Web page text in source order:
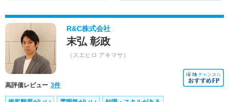
R&C株式会社
末弘 彰政
（スエヒロ アキマサ）
高評価レビュー 3件